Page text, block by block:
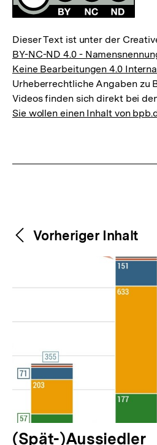
Dieser Text ist unter der
BY-NC-ND 4.0 -
Keine Bearbeitungen 4.0
Urheberrechtliche Angaben zu
Videos finden sich direkt bei
Sie wollen einen Inhalt von
Weitere
Content-
Navigation
Vorheriger Inhalt
V
(Spät-)Aussiedler